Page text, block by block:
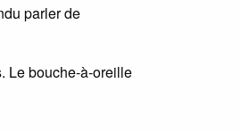
parler de
Le bouche-à-oreille